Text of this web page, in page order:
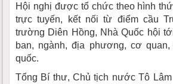
Hội nghị được tổ chức theo hình
trực tuyến, kết nối từ điểm cầu
trường Diên Hồng, Nhà Quốc hội
ban, ngành, địa phương, cơ
quốc.
Tổng Bí thư, Chủ tịch nước Tô